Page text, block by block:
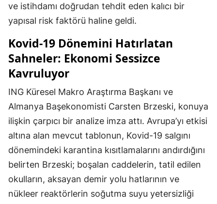
ve istihdamı doğrudan tehdit eden kalıcı bir
yapısal risk faktörü haline geldi.
Kovid-19 Dönemini Hatırlatan
Sahneler: Ekonomi Sessizce
Kavruluyor
ING Küresel Makro Araştırma Başkanı ve
Almanya Başekonomisti Carsten Brzeski, konuya
ilişkin çarpıcı bir analize imza attı. Avrupa’yı etkisi
altına alan mevcut tablonun, Kovid-19 salgını
dönemindeki karantina kısıtlamalarını andırdığını
belirten Brzeski; boşalan caddelerin, tatil edilen
okulların, aksayan demir yolu hatlarının ve
nükleer reaktörlerin soğutma suyu yetersizliği